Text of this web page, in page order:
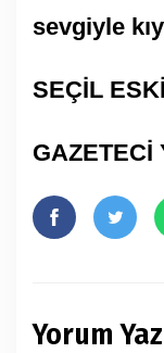
sevgiyle
SEÇİL
GAZETECİ
Yorum